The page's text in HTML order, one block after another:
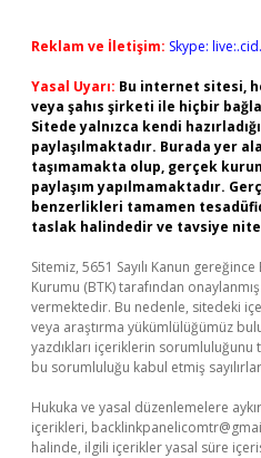
Reklam ve İletişim: Skype:
Yasal Uyarı: Bu internet sitesi,
veya şahıs şirketi ile hiçbir
Sitede yalnızca kendi
paylaşılmaktadır. Burada yer
taşımamakta olup, gerçek
paylaşım yapılmamaktadır.
benzerlikleri tamamen
taslak halindedir ve tavsiye
Sitemiz, 5651 Sayılı Kanun
Kurumu (BTK) tarafından
vermektedir. Bu nedenle, sitedeki
veya araştırma yükümlülüğümüz
yazdıkları içeriklerin
bu sorumluluğu kabul etmiş
Hukuka ve yasal düzenlemelere
içerikleri,
halinde, ilgili içerikler yasal süre